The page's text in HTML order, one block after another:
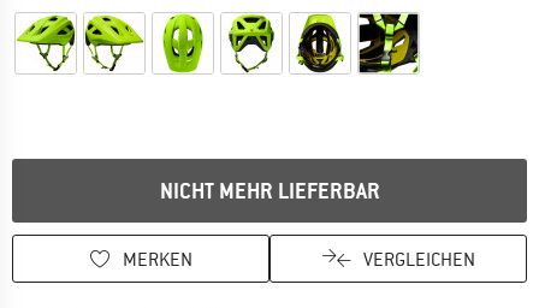
NICHT MEHR LIEFERBAR
MERKEN VERGLEICHEN